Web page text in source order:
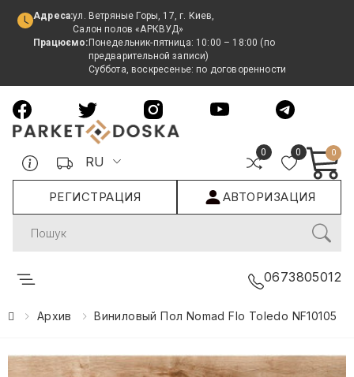
Адреса:ул. Ветряные Горы, 17, г. Киев,
Салон полов «АРКВУД»
Працюємо: Понедельник-пятница: 10:00 – 18:00 (по
предварительной записи)
Суббота, воскресенье: по договоренности
RU
0 0 0
РЕГИСТРАЦИЯ АВТОРИЗАЦИЯ
Search
0673805012
Архив Виниловый Пол Nomad Flo Toledo NF10105